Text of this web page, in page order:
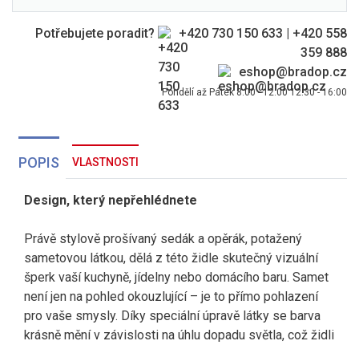
Potřebujete poradit? +420 730 150 633
+420 558
359 888
eshop@bradop.cz
Pondělí až Pátek 8:00 - 12:00 12:30 - 16:00
POPIS VLASTNOSTI
Design, který nepřehlédnete
Právě stylově prošívaný sedák a opěrák, potažený
sametovou látkou, dělá z této židle skutečný vizuální
šperk vaší kuchyně, jídelny nebo domácího baru. Samet
není jen na pohled okouzlující – je to přímo pohlazení
pro vaše smysly. Díky speciální úpravě látky se barva
krásně mění v závislosti na úhlu dopadu světla, což židli